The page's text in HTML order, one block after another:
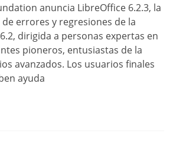
anuncia LibreOffice 6.2.3, la
errores y regresiones de la
dirigida a personas expertas en
pioneros, entusiastas de la
avanzados. Los usuarios finales
ayuda